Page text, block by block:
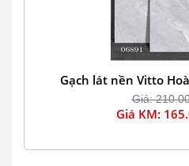
Gạch lát nền Vitto
Giá:
Giá KM: